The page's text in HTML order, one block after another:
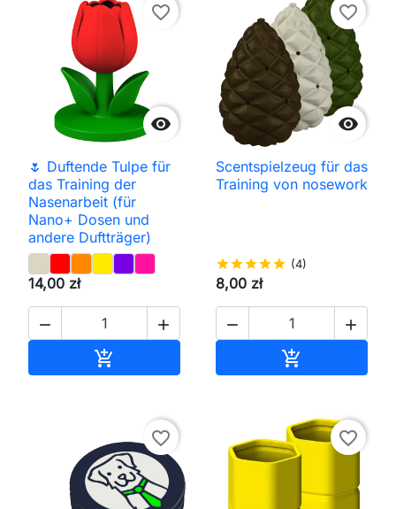

favorite_border
🌷 Duftende Tulpe für
das Training der
Nasenarbeit (für
Nano+ Dosen und
andere Duftträger)
14,00 zł
 


favorite_border
Scentspielzeug für das
Training von nosework
starstarstarstarstar (4)
8,00 zł
 

favorite_border favorite_border